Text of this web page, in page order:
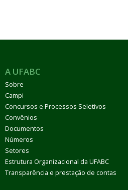
A UFABC
Sobre
Campi
Concursos e Processos Seletivos
Convênios
Documentos
Números
Setores
Estrutura Organizacional da UFABC
Transparência e prestação de contas